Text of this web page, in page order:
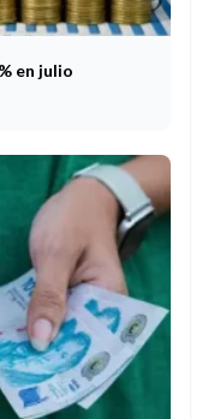
en julio